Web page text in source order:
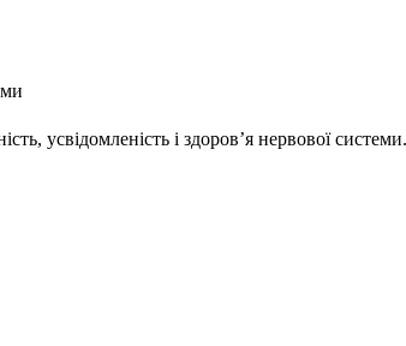
усвідомленість і здоров’я нервової системи.